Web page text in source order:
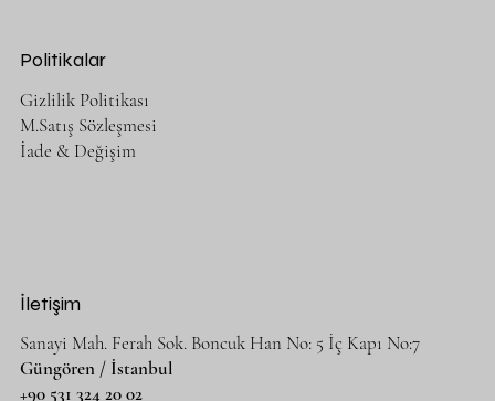
Politikalar
Gizlilik Politikası
M.Satış Sözleşmesi
İade & Değişim
İletişim
Sanayi Mah. Ferah Sok. Boncuk Han No: 5 İç Kapı No:7
Güngören / İstanbul
+90 531 324 20 02